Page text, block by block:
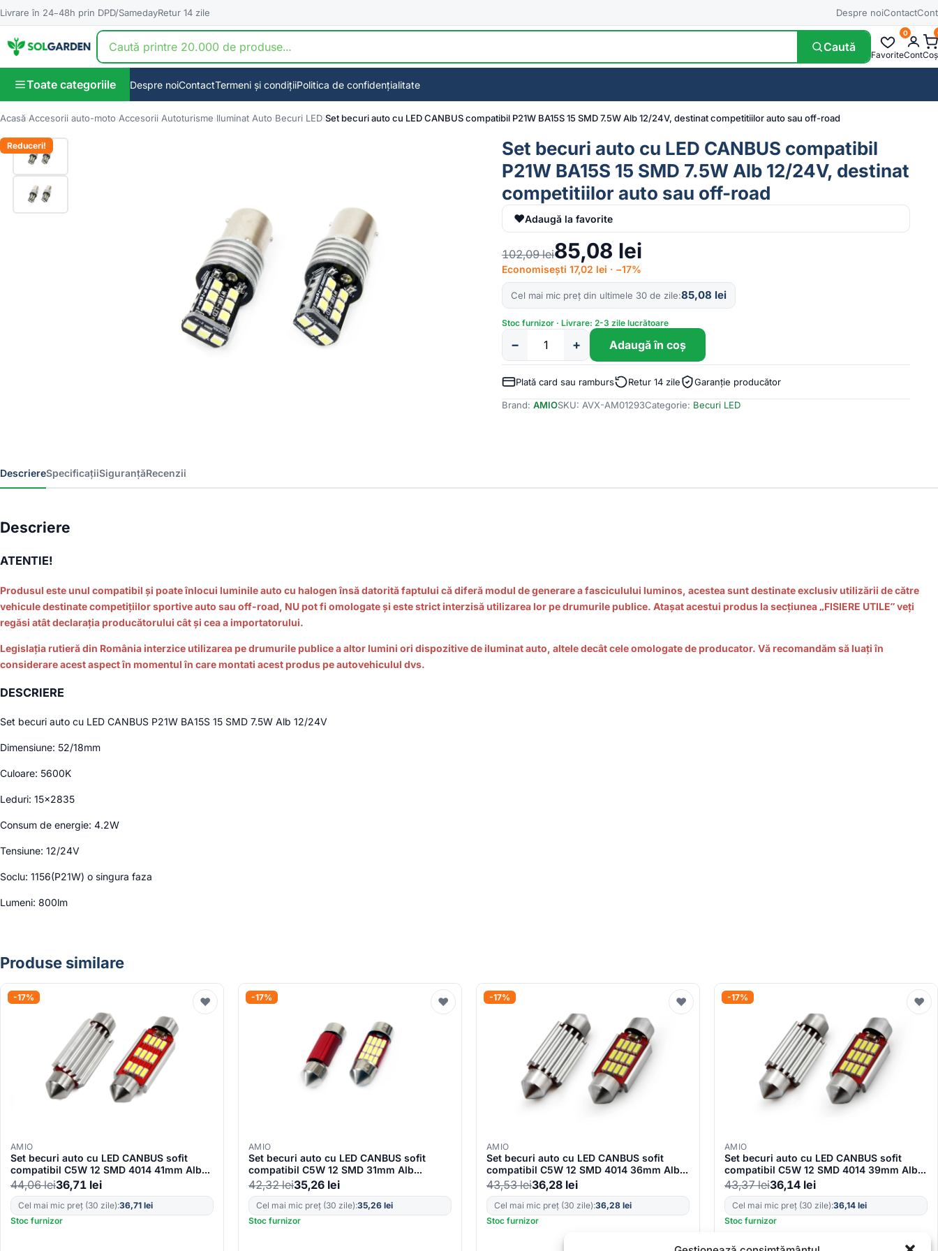
Livrare în 24–48h prin DPD/SamedayRetur 14 zile Despre noiContactCont
Caută
Favorite
0
ContCoș
Toate categoriile Despre noiContactTermeni și condițiiPolitica de confidențialitate
Acasă Accesorii auto-moto Accesorii Autoturisme Iluminat Auto Becuri LED Set becuri auto cu LED CANBUS compatibil P21W BA15S 15 SMD 7.5W Alb 12/24V, destinat competitiilor auto sau off-road
Reduceri!
Set becuri auto cu LED CANBUS compatibil
P21W BA15S 15 SMD 7.5W Alb 12/24V, destinat
competitiilor auto sau off-road
♥Adaugă la favorite
102,09lei85,08 lei
Economisești 17,02 lei · −17%
Cel mai mic preț din ultimele 30 de zile 85,08 lei
Stoc furnizor · Livrare: 2-3 zile lucrătoare
Cantitate
Set
becuri
cu
15
auto
sau
− + Adaugă în coș
Plată card sau ramburs Retur 14 zile Garanție producător
Brand:AMIOSKU: AVX-AM01293Categorie: Becuri LED
DescriereSpecificațiiSiguranțăRecenzii
Descriere
ATENTIE!
Produsul este unul compatibil și poate înlocui luminile auto cu halogen însă datorită faptului că diferă modul de generare a fasciculului luminos, acestea sunt destinate exclusiv utilizării de către
vehicule destinate competițiilor sportive auto sau off-road, NU pot fi omologate și este strict interzisă utilizarea lor pe drumurile publice. Atașat acestui produs la secțiunea „FISIERE UTILE” veți
regăsi atât declarația producătorului cât și cea a importatorului.
Legislaţia rutieră din România interzice utilizarea pe drumurile publice a altor lumini ori dispozitive de iluminat auto, altele decât cele omologate de producator. Vă recomandăm să luați în
considerare acest aspect în momentul în care montati acest produs pe autovehiculul dvs.
DESCRIERE
Set becuri auto cu LED CANBUS P21W BA15S 15 SMD 7.5W Alb 12/24V
Dimensiune: 52/18mm
Culoare: 5600K
Leduri: 15×2835
Consum de energie: 4.2W
Tensiune: 12/24V
Soclu: 1156(P21W) o singura faza
Lumeni: 800lm
Produse similare
-17% ♥
AMIO
Set becuri auto cu LED CANBUS sofit
compatibil C5W 12 SMD 4014 41mm Alb
12/24V, destinat competitiilor auto sau
off-road
44,06lei36,71 lei
Cel mai mic preț (30 zile):36,71 lei
Stoc furnizor
-17% ♥
AMIO
Set becuri auto cu LED CANBUS sofit
compatibil C5W 12 SMD 31mm Alb
12/24V, destinat competitiilor auto sau
off-road
42,32lei35,26 lei
Cel mai mic preț (30 zile):35,26 lei
Stoc furnizor
-17% ♥
AMIO
Set becuri auto cu LED CANBUS sofit
compatibil C5W 12 SMD 4014 36mm Alb
12/24V, destinat competitiilor auto sau
off-road
43,53lei36,28 lei
Cel mai mic preț (30 zile):36,28 lei
Stoc furnizor
-17% ♥
AMIO
Set becuri auto cu LED CANBUS sofit
compatibil C5W 12 SMD 4014 39mm Alb
12/24V, destinat competitiilor auto sau
off-road
43,37lei36,14 lei
Cel mai mic preț (30 zile):36,14 lei
Stoc furnizor